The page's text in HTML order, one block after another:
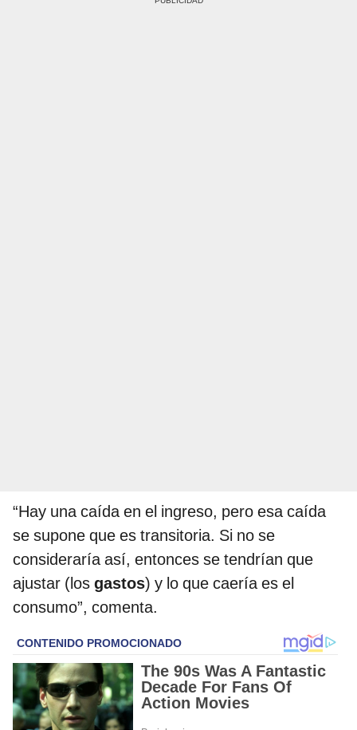
“Hay una caída en el ingreso, pero esa caída
se supone que es transitoria. Si no se
consideraría así, entonces se tendrían que
ajustar (los gastos) y lo que caería es el
consumo”, comenta.